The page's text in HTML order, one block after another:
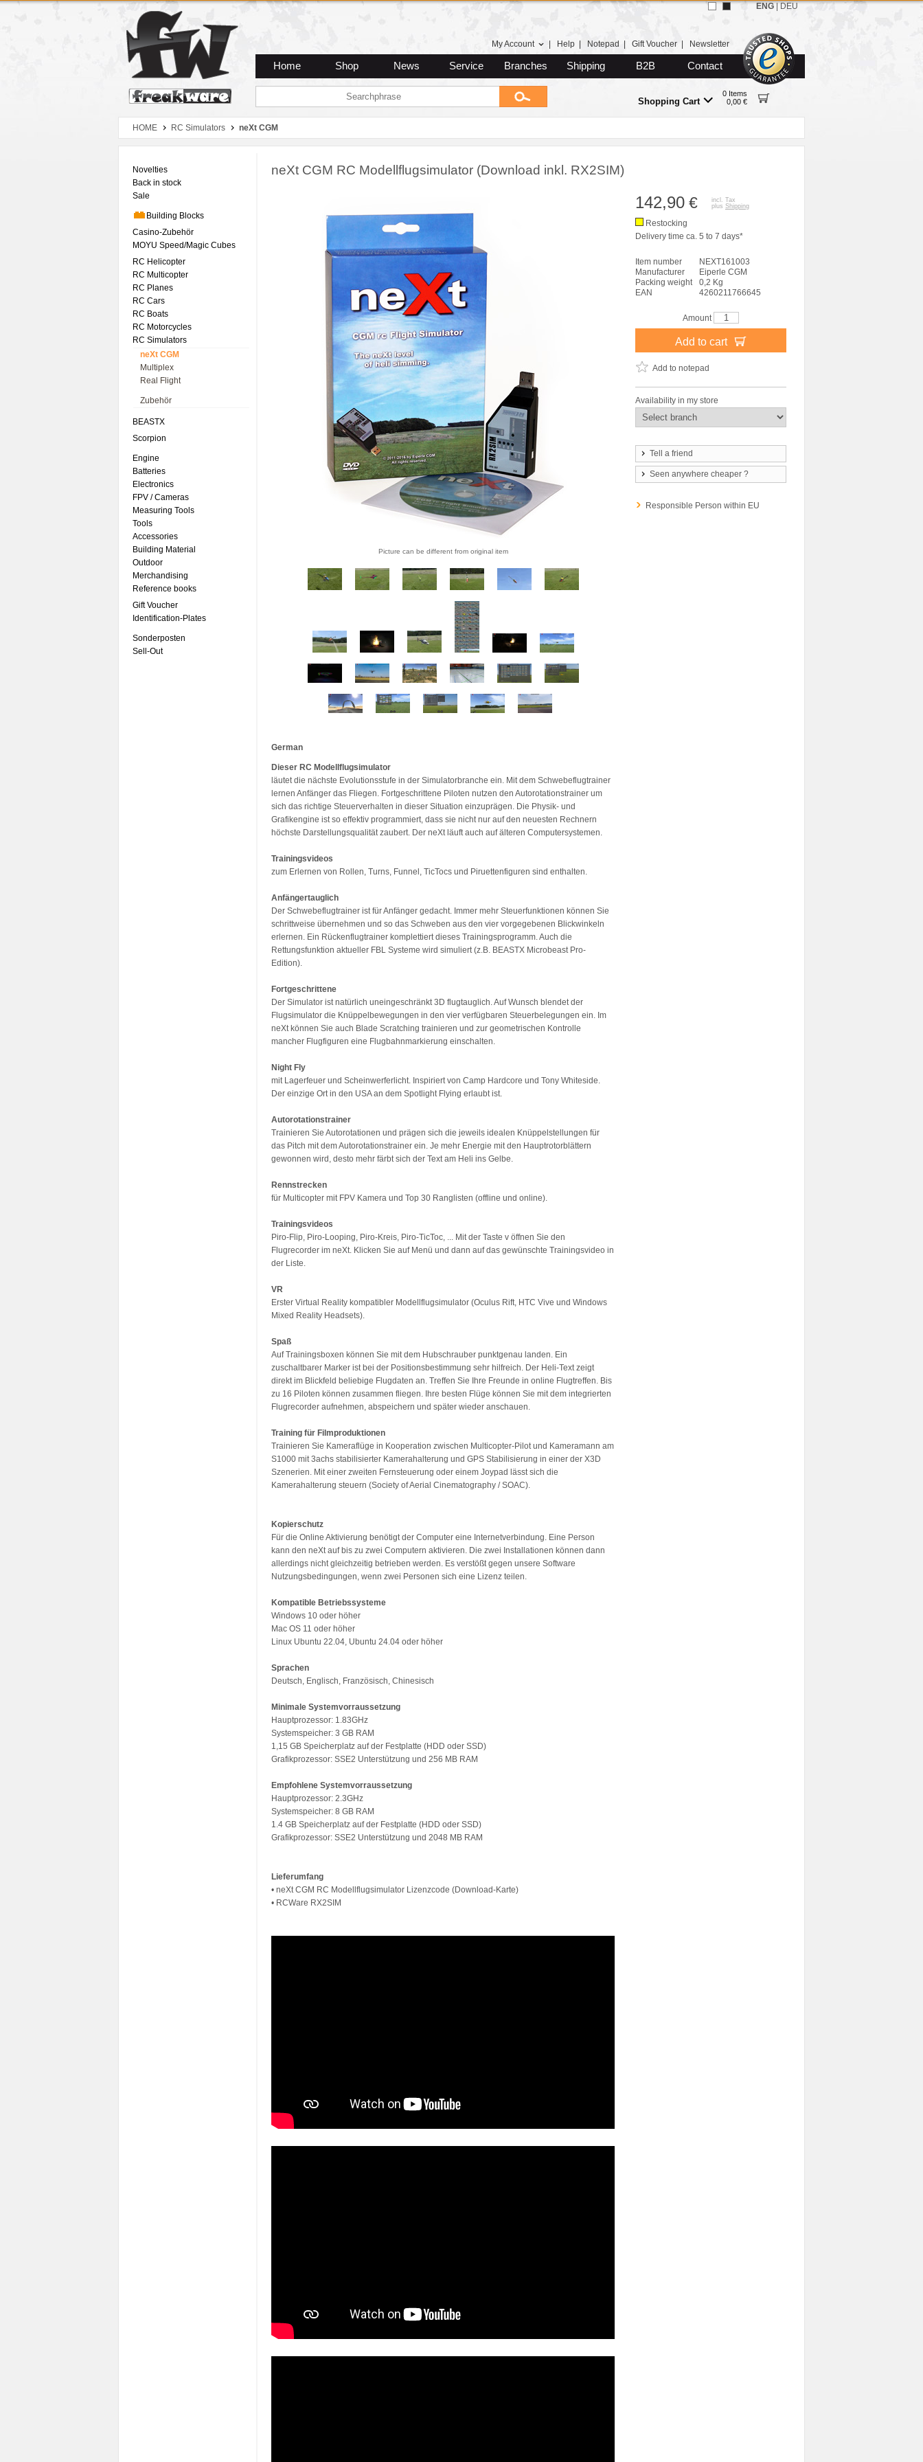
Zum Hauptmenue
Zum Seiteninhalt
Zum Warenkob
My Account Help Notepad Gift Voucher Newsletter
Home Shop News Service Branches Shipping B2B Contact
Shopping Cart
0 Items
0,00 €
ENG DEU
HOME RC Simulators neXt CGM
Novelties
Back in stock
Sale
Building Blocks
Casino-Zubehör
MOYU Speed/Magic Cubes
RC Helicopter
RC Multicopter
RC Planes
RC Cars
RC Boats
RC Motorcycles
RC Simulators
neXt CGM
Multiplex
Real Flight
Zubehör
BEASTX
Scorpion
Engine
Batteries
Electronics
FPV / Cameras
Measuring Tools
Tools
Accessories
Building Material
Outdoor
Merchandising
Reference books
Gift Voucher
Identification-Plates
Sonderposten
Sell-Out
neXt CGM RC Modellflugsimulator (Download inkl. RX2SIM)
Picture can be different from original item
German
Dieser RC Modellflugsimulator
läutet die nächste Evolutionsstufe in der Simulatorbranche ein. Mit dem Schwebeflugtrainer
lernen Anfänger das Fliegen. Fortgeschrittene Piloten nutzen den Autorotationstrainer um
sich das richtige Steuerverhalten in dieser Situation einzuprägen. Die Physik- und
Grafikengine ist so effektiv programmiert, dass sie nicht nur auf den neuesten Rechnern
höchste Darstellungsqualität zaubert. Der neXt läuft auch auf älteren Computersystemen.
Trainingsvideos
zum Erlernen von Rollen, Turns, Funnel, TicTocs und Piruettenfiguren sind enthalten.
Anfängertauglich
Der Schwebeflugtrainer ist für Anfänger gedacht. Immer mehr Steuerfunktionen können Sie
schrittweise übernehmen und so das Schweben aus den vier vorgegebenen Blickwinkeln
erlernen. Ein Rückenflugtrainer komplettiert dieses Trainingsprogramm. Auch die
Rettungsfunktion aktueller FBL Systeme wird simuliert (z.B. BEASTX Microbeast Pro-
Edition).
Fortgeschrittene
Der Simulator ist natürlich uneingeschränkt 3D flugtauglich. Auf Wunsch blendet der
Flugsimulator die Knüppelbewegungen in den vier verfügbaren Steuerbelegungen ein. Im
neXt können Sie auch Blade Scratching trainieren und zur geometrischen Kontrolle
mancher Flugfiguren eine Flugbahnmarkierung einschalten.
Night Fly
mit Lagerfeuer und Scheinwerferlicht. Inspiriert von Camp Hardcore und Tony Whiteside.
Der einzige Ort in den USA an dem Spotlight Flying erlaubt ist.
Autorotationstrainer
Trainieren Sie Autorotationen und prägen sich die jeweils idealen Knüppelstellungen für
das Pitch mit dem Autorotationstrainer ein. Je mehr Energie mit den Hauptrotorblättern
gewonnen wird, desto mehr färbt sich der Text am Heli ins Gelbe.
Rennstrecken
für Multicopter mit FPV Kamera und Top 30 Ranglisten (offline und online).
Trainingsvideos
Piro-Flip, Piro-Looping, Piro-Kreis, Piro-TicToc, ... Mit der Taste v öffnen Sie den
Flugrecorder im neXt. Klicken Sie auf Menü und dann auf das gewünschte Trainingsvideo in
der Liste.
VR
Erster Virtual Reality kompatibler Modellflugsimulator (Oculus Rift, HTC Vive und Windows
Mixed Reality Headsets).
Spaß
Auf Trainingsboxen können Sie mit dem Hubschrauber punktgenau landen. Ein
zuschaltbarer Marker ist bei der Positionsbestimmung sehr hilfreich. Der Heli-Text zeigt
direkt im Blickfeld beliebige Flugdaten an. Treffen Sie Ihre Freunde in online Flugtreffen. Bis
zu 16 Piloten können zusammen fliegen. Ihre besten Flüge können Sie mit dem integrierten
Flugrecorder aufnehmen, abspeichern und später wieder anschauen.
Training für Filmproduktionen
Trainieren Sie Kameraflüge in Kooperation zwischen Multicopter-Pilot und Kameramann am
S1000 mit 3achs stabilisierter Kamerahalterung und GPS Stabilisierung in einer der X3D
Szenerien. Mit einer zweiten Fernsteuerung oder einem Joypad lässt sich die
Kamerahalterung steuern (Society of Aerial Cinematography / SOAC).
Kopierschutz
Für die Online Aktivierung benötigt der Computer eine Internetverbindung. Eine Person
kann den neXt auf bis zu zwei Computern aktivieren. Die zwei Installationen können dann
allerdings nicht gleichzeitig betrieben werden. Es verstößt gegen unsere Software
Nutzungsbedingungen, wenn zwei Personen sich eine Lizenz teilen.
Kompatible Betriebssysteme
Windows 10 oder höher
Mac OS 11 oder höher
Linux Ubuntu 22.04, Ubuntu 24.04 oder höher
Sprachen
Deutsch, Englisch, Französisch, Chinesisch
Minimale Systemvorraussetzung
Hauptprozessor: 1.83GHz
Systemspeicher: 3 GB RAM
1,15 GB Speicherplatz auf der Festplatte (HDD oder SSD)
Grafikprozessor: SSE2 Unterstützung und 256 MB RAM
Empfohlene Systemvorraussetzung
Hauptprozessor: 2.3GHz
Systemspeicher: 8 GB RAM
1.4 GB Speicherplatz auf der Festplatte (HDD oder SSD)
Grafikprozessor: SSE2 Unterstützung und 2048 MB RAM
Lieferumfang
• neXt CGM RC Modellflugsimulator Lizenzcode (Download-Karte)
• RCWare RX2SIM
142,90 €
incl. Tax
plus Shipping
Restocking
Delivery time ca. 5 to 7 days*
Item number
NEXT161003
Manufacturer
Eiperle CGM
Packing weight
0,2 Kg
EAN
4260211766645
Amount
Add to cart
Add to notepad
Availability in my store
Tell a friend
Seen anywhere cheaper ?
Responsible Person within EU